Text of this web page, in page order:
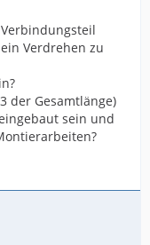
Verdrehen zu
der Gesamtlänge)
sein und